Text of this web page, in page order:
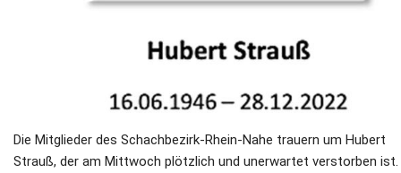
Die Mitglieder des Schachbezirk-Rhein-Nahe trauern um Hubert
Strauß, der am Mittwoch plötzlich und unerwartet verstorben ist.